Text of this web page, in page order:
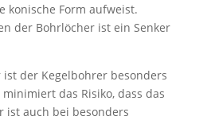
konische Form aufweist.
der Bohrlöcher ist ein Senker
der Kegelbohrer besonders
das Risiko, dass das
ist auch bei besonders